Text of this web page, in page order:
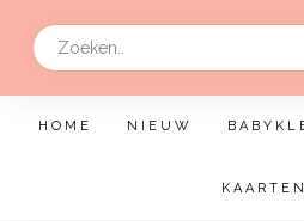
HOME NIEUW
KAARTEN